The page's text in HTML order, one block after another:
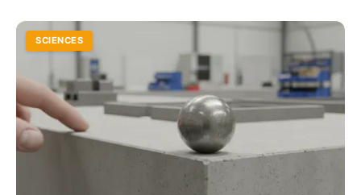
SCIENCES